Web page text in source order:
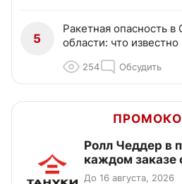
5
Ракетная опасность в
области: что известно
254 Обсудить
Ролл Чеддер в
каждом заказе
До 16 августа, 2026